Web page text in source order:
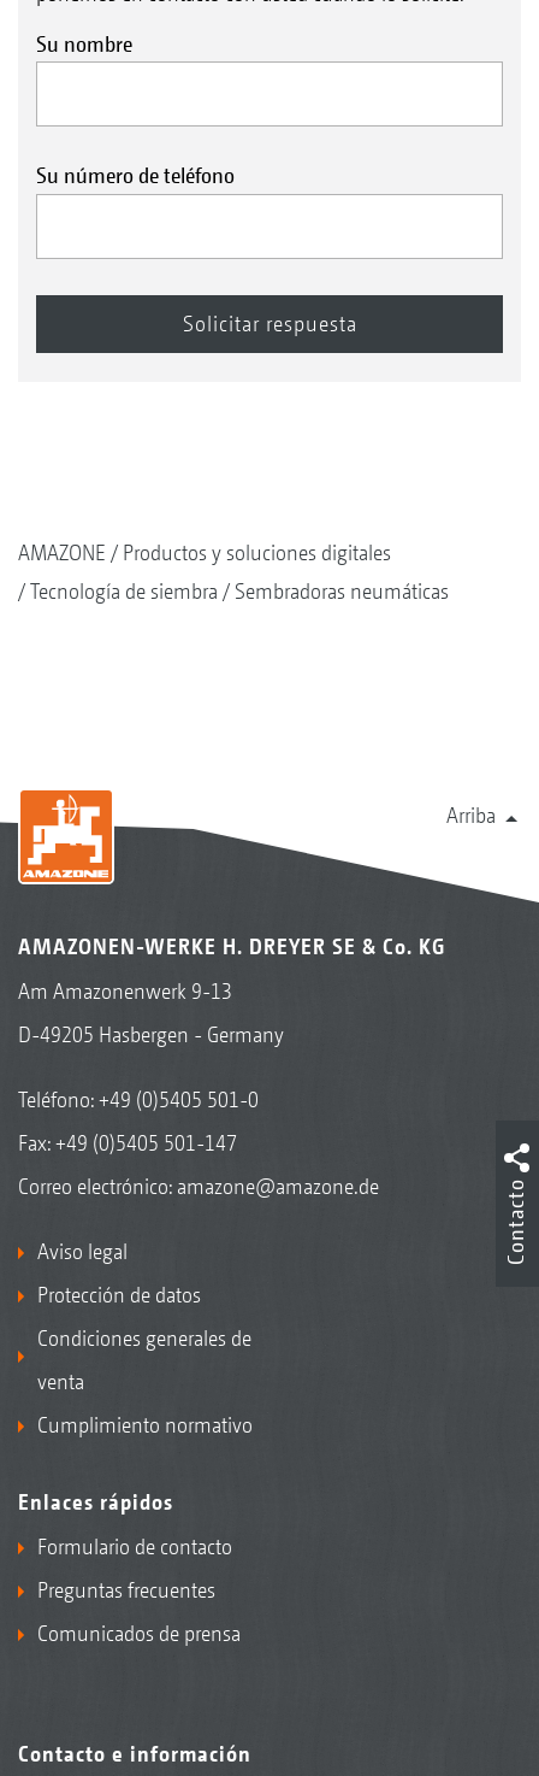
Su nombre
Su número de teléfono
AMAZONE
Productos y soluciones digitales
Tecnología de siembra
Sembradoras neumáticas
Arriba
AMAZONEN-WERKE H. DREYER SE & Co. KG
Am Amazonenwerk 9-13
D-49205 Hasbergen - Germany
Teléfono:+49 (0)5405 501-0
Fax: +49 (0)5405 501-147
Correo electrónico: amazone@amazone.de
Aviso legal
Protección de datos
Condiciones generales de
venta
Cumplimiento normativo
Enlaces rápidos
Formulario de contacto
Preguntas frecuentes
Comunicados de prensa
Contacto e información
Contacto